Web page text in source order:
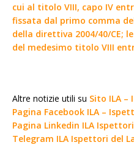
cui al titolo VIII, capo IV
fissata dal primo comma
della direttiva 2004/40/CE;
del medesimo titolo VIII
Altre notizie utili su Sito ILA
Pagina Facebook ILA –
Pagina Linkedin ILA
Telegram ILA Ispettori del